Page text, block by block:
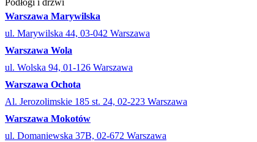
Podłogi i drzwi
Warszawa Marywilska
ul. Marywilska 44, 03-042 Warszawa
Warszawa Wola
ul. Wolska 94, 01-126 Warszawa
Warszawa Ochota
Al. Jerozolimskie 185 st. 24, 02-223 Warszawa
Warszawa Mokotów
ul. Domaniewska 37B, 02-672 Warszawa